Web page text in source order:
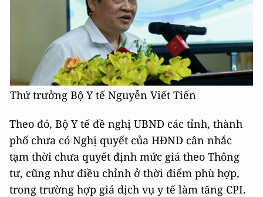
Thứ trưởng Bộ Y tế Nguyễn Viết Tiến
Theo đó, Bộ Y tế đề nghị UBND các tỉnh, thành
phố chưa có Nghị quyết của HĐND cân nhắc
tạm thời chưa quyết định mức giá theo Thông
tư, cũng như điều chỉnh ở thời điểm phù hợp,
trong trường hợp giá dịch vụ y tế làm tăng CPI.